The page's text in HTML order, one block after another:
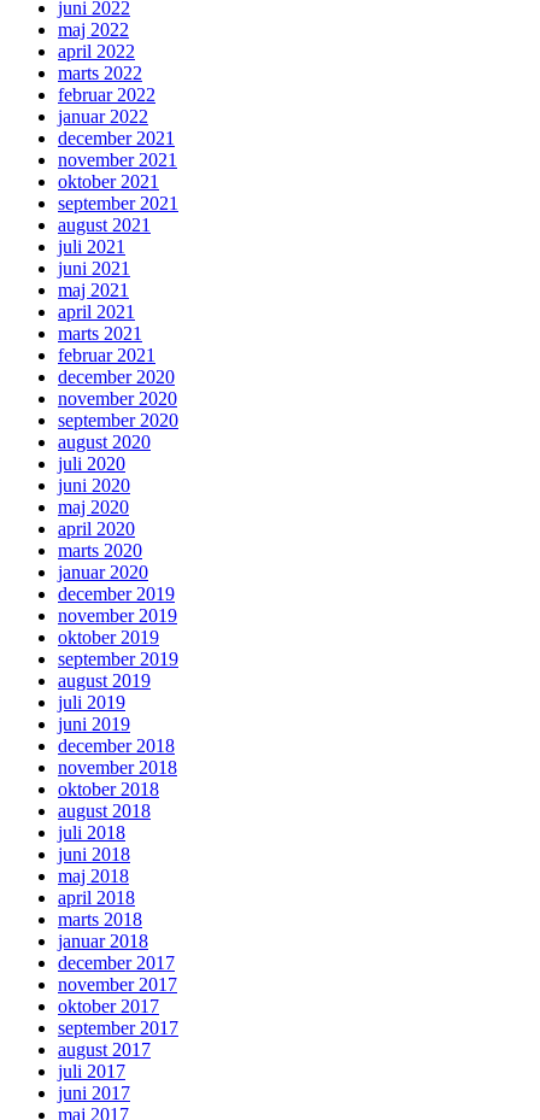
juni 2022
maj 2022
april 2022
marts 2022
februar 2022
januar 2022
december 2021
november 2021
oktober 2021
september 2021
august 2021
juli 2021
juni 2021
maj 2021
april 2021
marts 2021
februar 2021
december 2020
november 2020
september 2020
august 2020
juli 2020
juni 2020
maj 2020
april 2020
marts 2020
januar 2020
december 2019
november 2019
oktober 2019
september 2019
august 2019
juli 2019
juni 2019
december 2018
november 2018
oktober 2018
august 2018
juli 2018
juni 2018
maj 2018
april 2018
marts 2018
januar 2018
december 2017
november 2017
oktober 2017
september 2017
august 2017
juli 2017
juni 2017
maj 2017